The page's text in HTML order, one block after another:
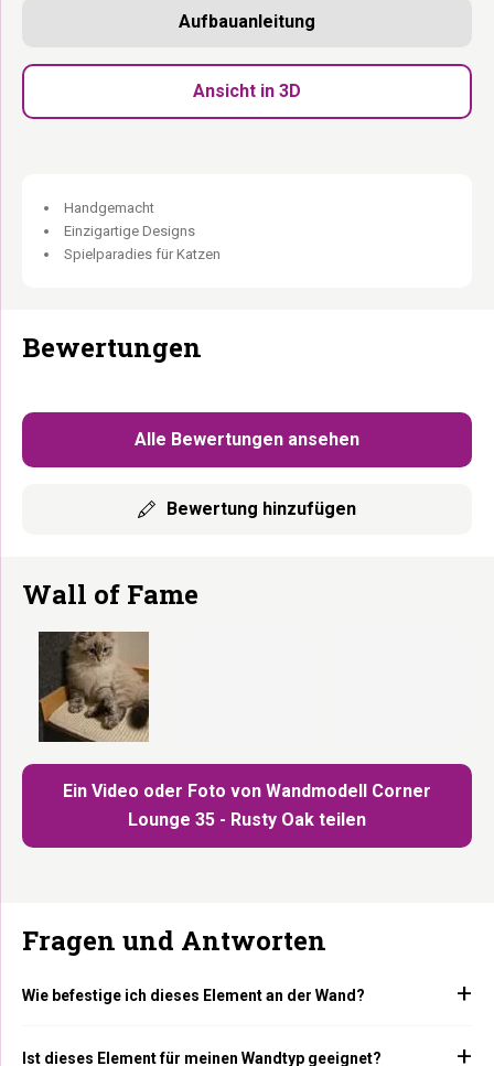
Unsere Holzmöbel werden (teilweise) in Handarbeit aus natürlichen
Materialien hergestellt. Leichte Abweichungen in Farbe, Maserung
Aufbauanleitung
Ansicht in 3D
Handgemacht
Einzigartige Designs
Spielparadies für Katzen
Bewertungen
Alle Bewertungen ansehen
Bewertung hinzufügen
Wall of Fame
Ein Video oder Foto von Wandmodell Corner
Lounge 35 - Rusty Oak teilen
Fragen und Antworten
Wie befestige ich dieses Element an der Wand?
Ist dieses Element für meinen Wandtyp geeignet?